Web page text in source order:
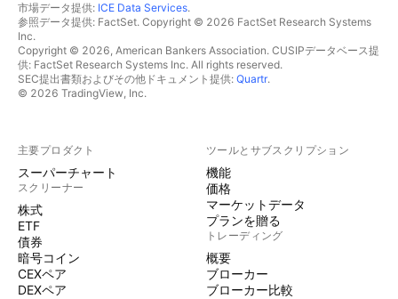
市場データ提供: ICE Data Services.
参照データ提供: FactSet. Copyright © 2026 FactSet Research Systems
Inc.
Copyright © 2026, American Bankers Association. CUSIPデータベース提
供: FactSet Research Systems Inc. All rights reserved.
SEC提出書類およびその他ドキュメント提供: Quartr.
© 2026 TradingView, Inc.
主要プロダクト
スーパーチャート
スクリーナー
株式
ETF
債券
暗号コイン
CEXペア
DEXペア
ツールとサブスクリプション
機能
価格
マーケットデータ
プランを贈る
トレーディング
概要
ブローカー
ブローカー比較